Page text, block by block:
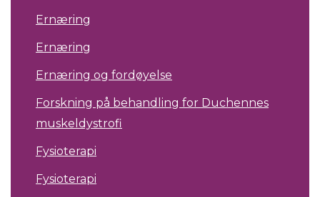
Ernæring
Ernæring
Ernæring og fordøyelse
Forskning på behandling for Duchennes
muskeldystrofi
Fysioterapi
Fysioterapi